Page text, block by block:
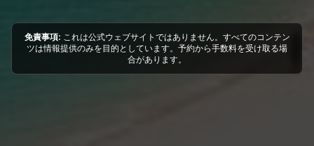
免責事項: これは公式ウェブサイトではありません。すべてのコンテン
ツは情報提供のみを目的としています。予約から手数料を受け取る場
合があります。